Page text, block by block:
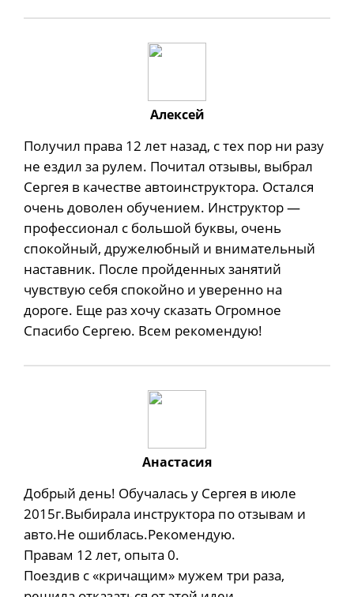
Алексей
Получил права 12 лет назад, с тех пор ни разу
не ездил за рулем. Почитал отзывы, выбрал
Сергея в качестве автоинструктора. Остался
очень доволен обучением. Инструктор —
профессионал с большой буквы, очень
спокойный, дружелюбный и внимательный
наставник. После пройденных занятий
чувствую себя спокойно и уверенно на
дороге. Еще раз хочу сказать Огромное
Спасибо Сергею. Всем рекомендую!
Анастасия
Добрый день! Обучалась у Сергея в июле
2015г.Выбирала инструктора по отзывам и
авто.Не ошиблась.Рекомендую.
Правам 12 лет, опыта 0.
Поездив с «кричащим» мужем три раза,